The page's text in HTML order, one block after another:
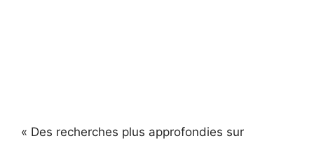
« Des recherches plus approfondies sur